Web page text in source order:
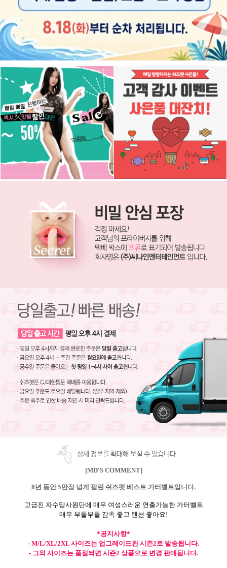
상세 정보를 확대해 보실 수 있습니다
[MD'S COMMENT]
8년 동안 5만장 넘게 팔린 쉬즈펫 베스트 가터벨트입니다.
고급진 자수망사원단에 매우 여성스러운 연출가능한 가터벨트
매우 부들부들 감촉 좋고 텐션 좋아요!
*공지사항*
- M/L/XL/2XL 사이즈는 업그레이드된 시즌2로 발송됩니다.
- 그외 사이즈는 품절되면 시즌2 상품으로 변경 판매됩니다.